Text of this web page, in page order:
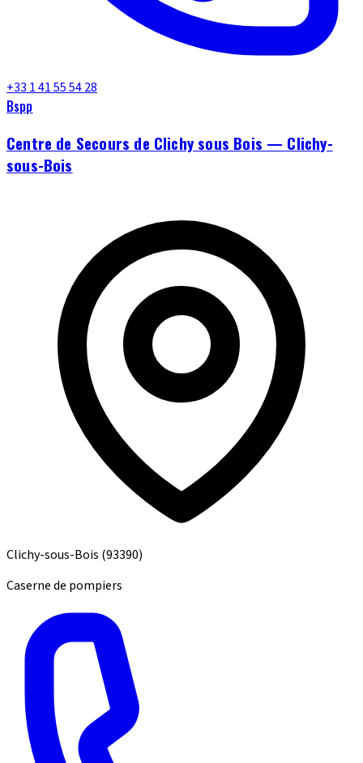
+33 1 41 55 54 28
Bspp
Centre de Secours de Clichy sous Bois — Clichy-
sous-Bois
Clichy-sous-Bois (93390)
Caserne de pompiers